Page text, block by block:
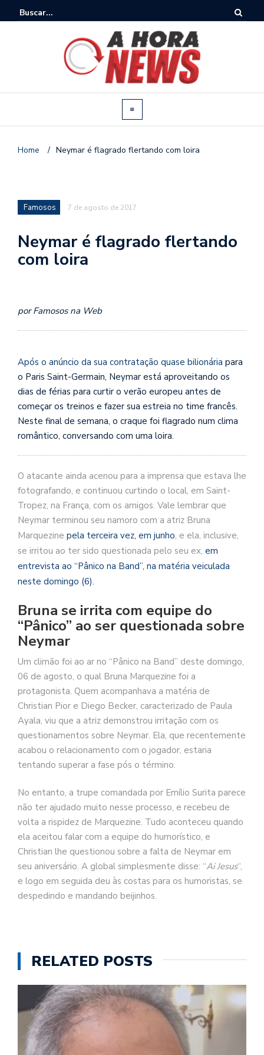
Home / Neymar é flagrado flertando com loira
Famosos 7 de agosto de 2017
Neymar é flagrado flertando
com loira
por Famosos na Web
Após o anúncio da sua contratação quase bilionária para
o Paris Saint-Germain, Neymar está aproveitando os
dias de férias para curtir o verão europeu antes de
começar os treinos e fazer sua estreia no time francês.
Neste final de semana, o craque foi flagrado num clima
romântico, conversando com uma loira.
O atacante ainda acenou para a imprensa que estava lhe
fotografando, e continuou curtindo o local, em Saint-
Tropez, na França, com os amigos. Vale lembrar que
Neymar terminou seu namoro com a atriz Bruna
Marquezine pela terceira vez, em junho, e ela, inclusive,
se irritou ao ter sido questionada pelo seu ex, em
entrevista ao “Pânico na Band”, na matéria veiculada
neste domingo (6).
Bruna se irrita com equipe do
“Pânico” ao ser questionada sobre
Neymar
Um climão foi ao ar no “Pânico na Band” deste domingo,
06 de agosto, o qual Bruna Marquezine foi a
protagonista. Quem acompanhava a matéria de
Christian Pior e Diego Becker, caracterizado de Paula
Ayala, viu que a atriz demonstrou irritação com os
questionamentos sobre Neymar. Ela, que recentemente
acabou o relacionamento com o jogador, estaria
tentando superar a fase pós o término.
No entanto, a trupe comandada por Emílio Surita parece
não ter ajudado muito nesse processo, e recebeu de
volta a rispidez de Marquezine. Tudo aconteceu quando
ela aceitou falar com a equipe do humorístico, e
Christian lhe questionou sobre a falta de Neymar em
seu aniversário. A global simplesmente disse: “Ai Jesus“,
e logo em seguida deu às costas para os humoristas, se
despedindo e mandando beijinhos.
RELATED POSTS